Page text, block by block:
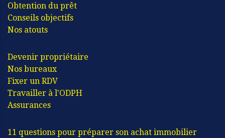
Obtention du prêt
Conseils objectifs
Nos atouts
Devenir propriétaire
Nos bureaux
Fixer un RDV
Travailler à l'ODPH
Assurances
11 questions pour préparer son achat immobilier